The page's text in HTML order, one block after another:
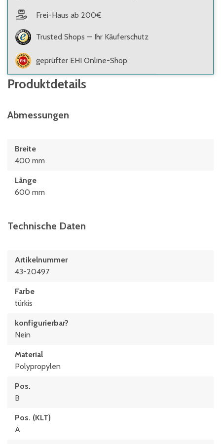
Frei-Haus ab 200€
Trusted Shops — Ihr Käuferschutz
geprüfter EHI Online-Shop
Produktdetails
Abmessungen
Breite
400 mm
Länge
600 mm
Technische Daten
Artikelnummer
43-20497
Farbe
türkis
konfigurierbar?
Nein
Material
Polypropylen
Pos.
B
Pos. (KLT)
A